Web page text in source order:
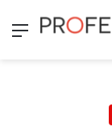
Menú